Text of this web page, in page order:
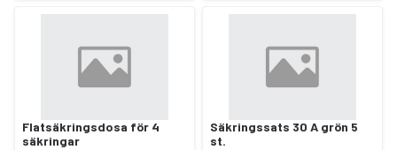
Flatsäkringsdosa för 4
säkringar
Säkringssats 30 A grön 5
st.